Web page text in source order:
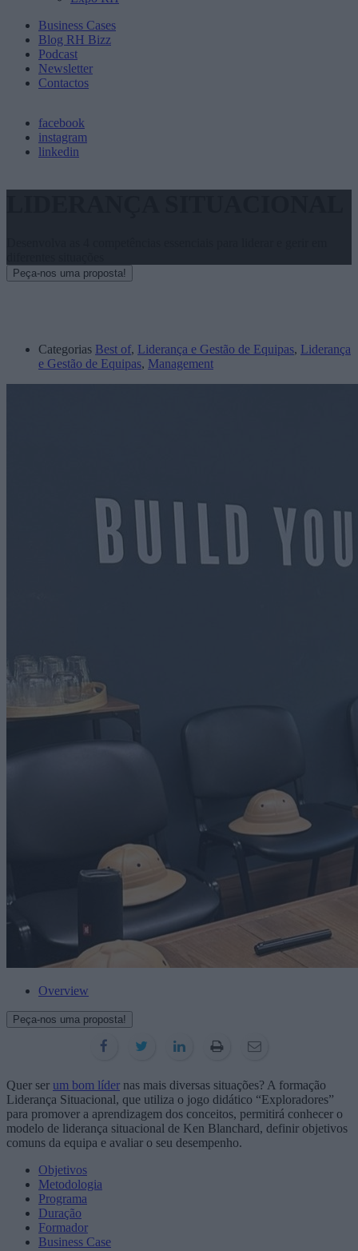
Business Cases
Blog RH Bizz
Podcast
Newsletter
Contactos
facebook
instagram
linkedin
Peça-nos uma proposta!
Categorias Best of, Liderança e Gestão de Equipas, Liderança
e Gestão de Equipas, Management
Overview
Peça-nos uma proposta!
Quer ser um bom líder nas mais diversas situações? A formação
Liderança Situacional, que utiliza o jogo didático “Exploradores”
para promover a aprendizagem dos conceitos, permitirá conhecer o
modelo de liderança situacional de Ken Blanchard, definir objetivos
comuns da equipa e avaliar o seu desempenho.
Objetivos
Metodologia
Programa
Duração
Formador
Business Case